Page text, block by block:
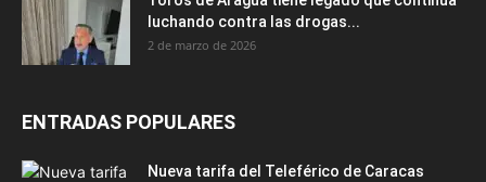
luchando contra las drogas...
2 de marzo de 2026
ENTRADAS POPULARES
Nueva tarifa del Teleférico de Caracas